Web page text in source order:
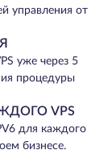
управления от
уже через 5
процедуры
VPS
для каждого
бизнесе.